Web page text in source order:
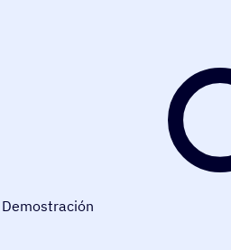
Demostración